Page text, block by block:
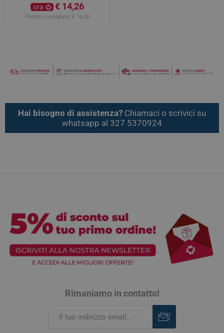
ora € 14,26
Prezzo consigliato: € 16,20
Hai bisogno di assistenza? Chiamaci o scrivici su
whatsapp al 327 5370924
Rimaniamo in contatto!